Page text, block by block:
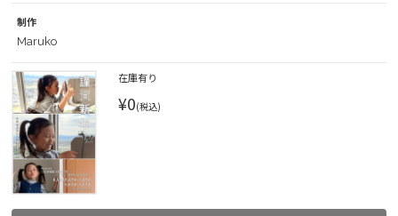
制作
Maruko
在庫有り
¥0(税込)